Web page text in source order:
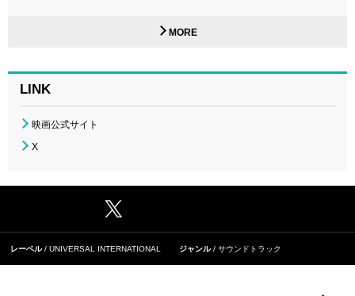
MORE
LINK
映画公式サイト
X
レーベル UNIVERSAL INTERNATIONAL ジャンル サウンドトラック